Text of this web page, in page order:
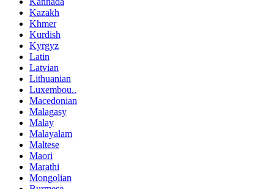
Kazakh
Khmer
Kurdish
Kyrgyz
Latin
Latvian
Lithuanian
Luxembou..
Macedonian
Malagasy
Malay
Malayalam
Maltese
Maori
Marathi
Mongolian